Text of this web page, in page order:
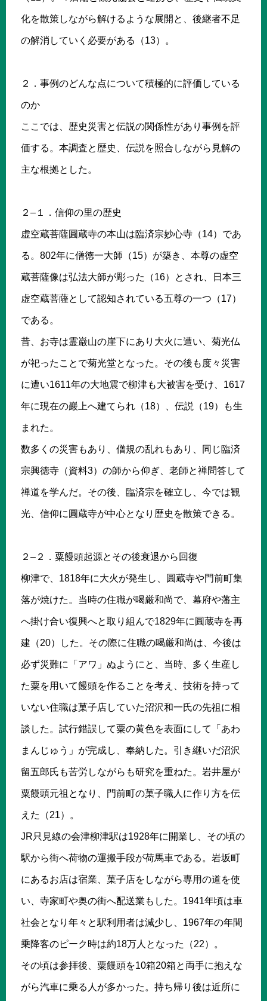
化を散策しながら解けるような展開と、後継者不足
の解消していく必要がある（13）。
２．事例のどんな点について積極的に評価している
のか
ここでは、歴史災害と伝説の関係性があり事例を評
価する。本調査と歴史、伝説を照合しながら見解の
主な根拠とした。
２–１．信仰の里の歴史
虚空蔵菩薩圓蔵寺の本山は臨済宗妙心寺（14）であ
る。802年に僧徳一大師（15）が築き、本尊の虚空
蔵菩薩像は弘法大師が彫った（16）とされ、日本三
虚空蔵菩薩として認知されている五尊の一つ（17）
である。
昔、お寺は霊巌山の崖下にあり大火に遭い、菊光仏
が祀ったことで菊光堂となった。その後も度々災害
に遭い1611年の大地震で柳津も大被害を受け、1617
年に現在の巖上へ建てられ（18）、伝説（19）も生
まれた。
数多くの災害もあり、僧規の乱れもあり、同じ臨済
宗興徳寺（資料3）の師から仰ぎ、老師と禅問答して
禅道を学んだ。その後、臨済宗を確立し、今では観
光、信仰に圓蔵寺が中心となり歴史を散策できる。
２–２．粟饅頭起源とその後衰退から回復
柳津で、1818年に大火が発生し、圓蔵寺や門前町集
落が焼けた。当時の住職が喝厳和尚で、幕府や藩主
へ掛け合い復興へと取り組んで1829年に圓蔵寺を再
建（20）した。その際に住職の喝厳和尚は、今後は
必ず災難に「アワ」ぬようにと、当時、多く生産し
た粟を用いて饅頭を作ることを考え、技術を持って
いない住職は菓子店していた沼沢和一氏の先祖に相
談した。試行錯誤して粟の黄色を表面にして「あわ
まんじゅう」が完成し、奉納した。引き継いだ沼沢
留五郎氏も苦労しながらも研究を重ねた。岩井屋が
粟饅頭元祖となり、門前町の菓子職人に作り方を伝
えた（21）。
JR只見線の会津柳津駅は1928年に開業し、その頃の
駅から街へ荷物の運搬手段が荷馬車である。岩坂町
にあるお店は宿業、菓子店をしながら専用の道を使
い、寺家町や奥の街へ配送業もした。1941年頃は車
社会となり年々と駅利用者は減少し、1967年の年間
乗降客のピーク時は約18万人となった（22）。
その頃は参拝後、粟饅頭を10箱20箱と両手に抱えな
がら汽車に乗る人が多かった。持ち帰り後は近所に